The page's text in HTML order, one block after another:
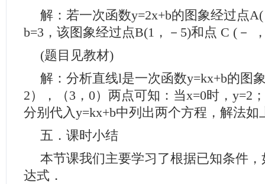
解：若一次函数y=2x+b的图象经过点
b=3，该图象经过点B(1，－5)和点 C (－
(题目见教材)
解：分析直线l是一次函数y=kx+b的图
2），（3，0）两点可知：当x=0时，y=2
分别代入y=kx+b中列出两个方程，解法如
五．课时小结
本节课我们主要学习了根据已知条件
达式．